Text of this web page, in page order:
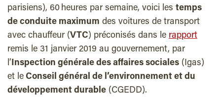
parisiens), 60 heures par semaine, voici les temps
de conduite maximum des voitures de transport
avec chauffeur (VTC) préconisés dans le rapport
remis le 31 janvier 2019 au gouvernement, par
l’Inspection générale des affaires sociales (Igas)
et le Conseil général de l’environnement et du
développement durable (CGEDD).